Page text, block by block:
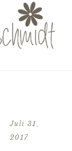
Juli 31,
2017